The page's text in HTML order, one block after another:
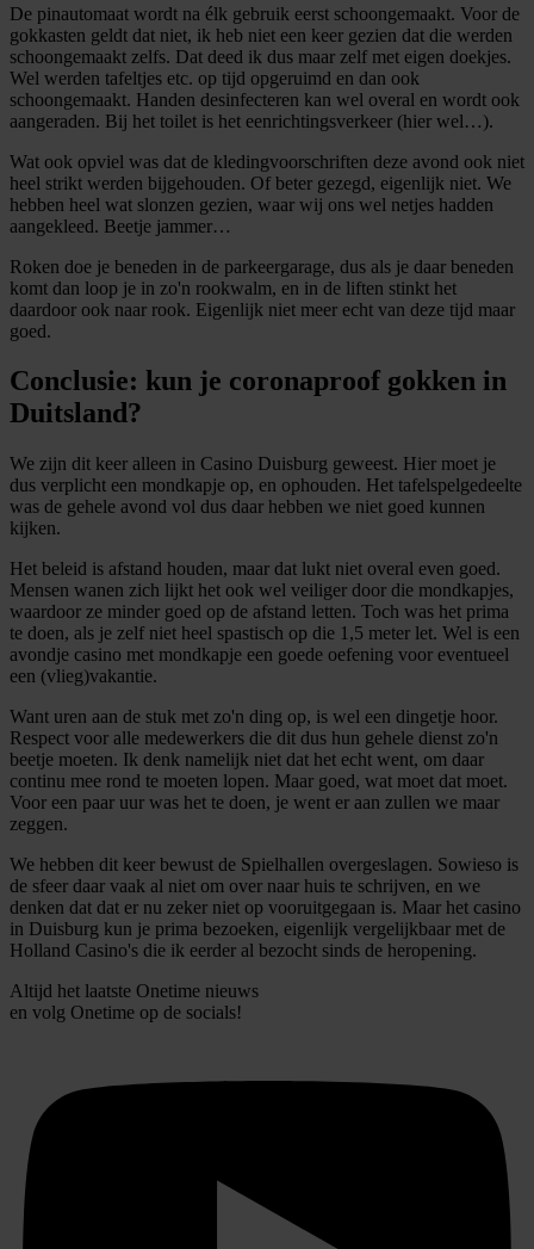
De pinautomaat wordt na élk gebruik eerst schoongemaakt. Voor de
gokkasten geldt dat niet, ik heb niet een keer gezien dat die werden
schoongemaakt zelfs. Dat deed ik dus maar zelf met eigen doekjes.
Wel werden tafeltjes etc. op tijd opgeruimd en dan ook
schoongemaakt. Handen desinfecteren kan wel overal en wordt ook
aangeraden. Bij het toilet is het eenrichtingsverkeer (hier wel…).
Wat ook opviel was dat de kledingvoorschriften deze avond ook niet
heel strikt werden bijgehouden. Of beter gezegd, eigenlijk niet. We
hebben heel wat slonzen gezien, waar wij ons wel netjes hadden
aangekleed. Beetje jammer…
Roken doe je beneden in de parkeergarage, dus als je daar beneden
komt dan loop je in zo'n rookwalm, en in de liften stinkt het
daardoor ook naar rook. Eigenlijk niet meer echt van deze tijd maar
goed.
Conclusie: kun je coronaproof gokken in
Duitsland?
We zijn dit keer alleen in Casino Duisburg geweest. Hier moet je
dus verplicht een mondkapje op, en ophouden. Het tafelspelgedeelte
was de gehele avond vol dus daar hebben we niet goed kunnen
kijken.
Het beleid is afstand houden, maar dat lukt niet overal even goed.
Mensen wanen zich lijkt het ook wel veiliger door die mondkapjes,
waardoor ze minder goed op de afstand letten. Toch was het prima
te doen, als je zelf niet heel spastisch op die 1,5 meter let. Wel is een
avondje casino met mondkapje een goede oefening voor eventueel
een (vlieg)vakantie.
Want uren aan de stuk met zo'n ding op, is wel een dingetje hoor.
Respect voor alle medewerkers die dit dus hun gehele dienst zo'n
beetje moeten. Ik denk namelijk niet dat het echt went, om daar
continu mee rond te moeten lopen. Maar goed, wat moet dat moet.
Voor een paar uur was het te doen, je went er aan zullen we maar
zeggen.
We hebben dit keer bewust de Spielhallen overgeslagen. Sowieso is
de sfeer daar vaak al niet om over naar huis te schrijven, en we
denken dat dat er nu zeker niet op vooruitgegaan is. Maar het casino
in Duisburg kun je prima bezoeken, eigenlijk vergelijkbaar met de
Holland Casino's die ik eerder al bezocht sinds de heropening.
Altijd het laatste Onetime nieuws
en volg Onetime op de socials!